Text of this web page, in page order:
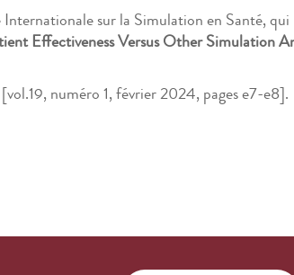
sur la Simulation en Santé, qui
Effectiveness Versus Other Simulation
numéro 1, février 2024, pages e7-e8].